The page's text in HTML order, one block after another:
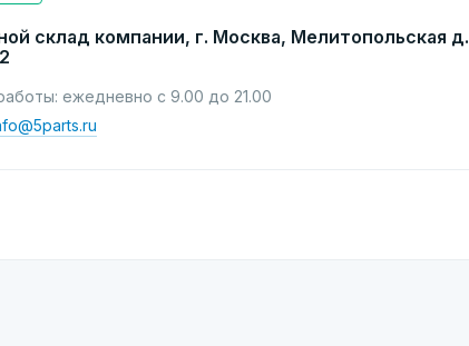
склад компании, г. Москва, Мелитопольская д.
ежедневно с 9.00 до 21.00